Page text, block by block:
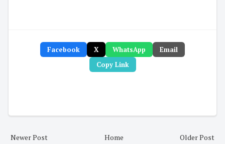
Facebook X WhatsApp
Email
Copy Link
Newer Post Older Post
Home